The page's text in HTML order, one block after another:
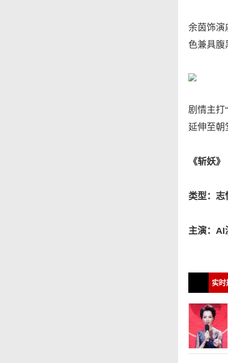
余茵饰演
色兼具腹
剧情主打
延伸至朝
《斩妖》
类型：志
主演：AI
实时